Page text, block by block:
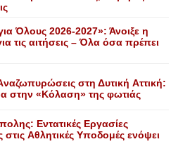
Όλους 2026-2027»: Άνοιξε η
τις αιτήσεις – Όλα όσα πρέπει
στη Δυτική Aττική:
στην «Kόλαση» της φωτιάς
Eντατικές Eργασίες
Aθλητικές Yποδομές ενόψει